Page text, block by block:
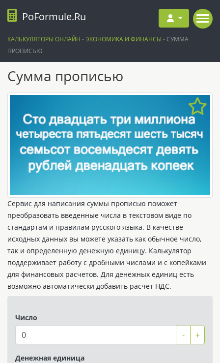
PoFormule.Ru
КАЛЬКУЛЯТОРЫ ОНЛАЙН -ЭКОНОМИКА И ФИНАНСЫ -СУММА
ПРОПИСЬЮ
Сумма прописью
Сервис для написания суммы прописью поможет
преобразовать введенные числа в текстовом виде по
стандартам и правилам русского языка. В качестве
исходных данных вы можете указать как обычное число,
так и определенную денежную единицу. Калькулятор
поддерживает работу с дробными числами и с копейками
для финансовых расчетов. Для денежных единиц есть
возможно автоматически добавить расчет НДС.
Число
- +
Денежная единица